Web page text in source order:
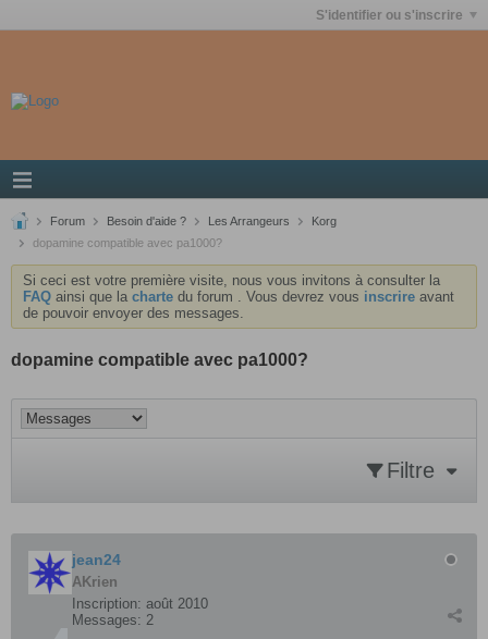
S'identifier ou s'inscrire
Forum Besoin d'aide ? Les Arrangeurs
Korg
dopamine compatible avec pa1000?
Si ceci est votre première visite, nous vous invitons à consulter la
FAQ ainsi que la charte du forum . Vous devrez vous inscrire avant
de pouvoir envoyer des messages.
dopamine compatible avec pa1000?
Filtre
jean24
AKrien
Inscription: août 2010
Messages: 2